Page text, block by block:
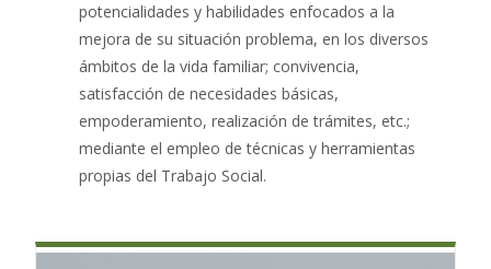
potencialidades y habilidades enfocados a la
mejora de su situación problema, en los diversos
ámbitos de la vida familiar; convivencia,
satisfacción de necesidades básicas,
empoderamiento, realización de trámites, etc.;
mediante el empleo de técnicas y herramientas
propias del Trabajo Social.